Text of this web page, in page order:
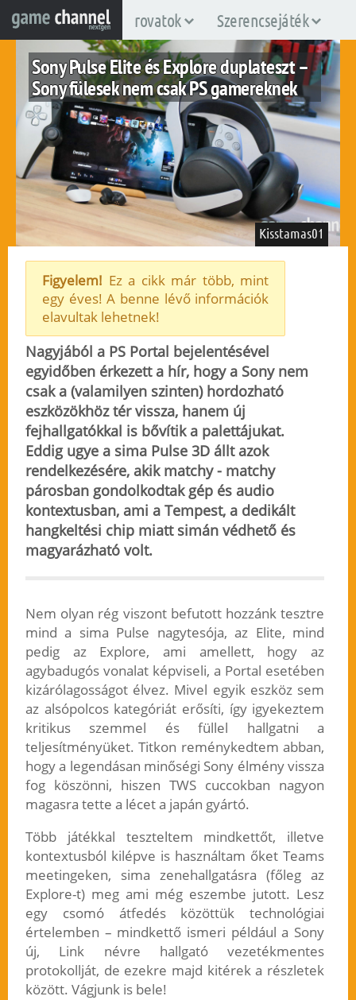
rovatok Szerencsejáték
Sony Pulse Elite és Explore duplateszt –
Sony fülesek nem csak PS gamereknek
fuggetlen ps5
Kisstamas01
Figyelem! Ez a cikk már több, mint
egy éves! A benne lévő információk
elavultak lehetnek!
Nagyjából a PS Portal bejelentésével
egyidőben érkezett a hír, hogy a Sony nem
csak a (valamilyen szinten) hordozható
eszközökhöz tér vissza, hanem új
fejhallgatókkal is bővítik a palettájukat.
Eddig ugye a sima Pulse 3D állt azok
rendelkezésére, akik matchy - matchy
párosban gondolkodtak gép és audio
kontextusban, ami a Tempest, a dedikált
hangkeltési chip miatt simán védhető és
magyarázható volt.
Nem olyan rég viszont befutott hozzánk tesztre
mind a sima Pulse nagytesója, az Elite, mind
pedig az Explore, ami amellett, hogy az
agybadugós vonalat képviseli, a Portal esetében
kizárólagosságot élvez. Mivel egyik eszköz sem
az alsópolcos kategóriát erősíti, így igyekeztem
kritikus szemmel és füllel hallgatni a
teljesítményüket. Titkon reménykedtem abban,
hogy a legendásan minőségi Sony élmény vissza
fog köszönni, hiszen TWS cuccokban nagyon
magasra tette a lécet a japán gyártó.
Több játékkal teszteltem mindkettőt, illetve
kontextusból kilépve is használtam őket Teams
meetingeken, sima zenehallgatásra (főleg az
Explore-t) meg ami még eszembe jutott. Lesz
egy csomó átfedés közöttük technológiai
értelemben – mindkettő ismeri például a Sony
új, Link névre hallgató vezetékmentes
protokollját, de ezekre majd kitérek a részletek
között. Vágjunk is bele!